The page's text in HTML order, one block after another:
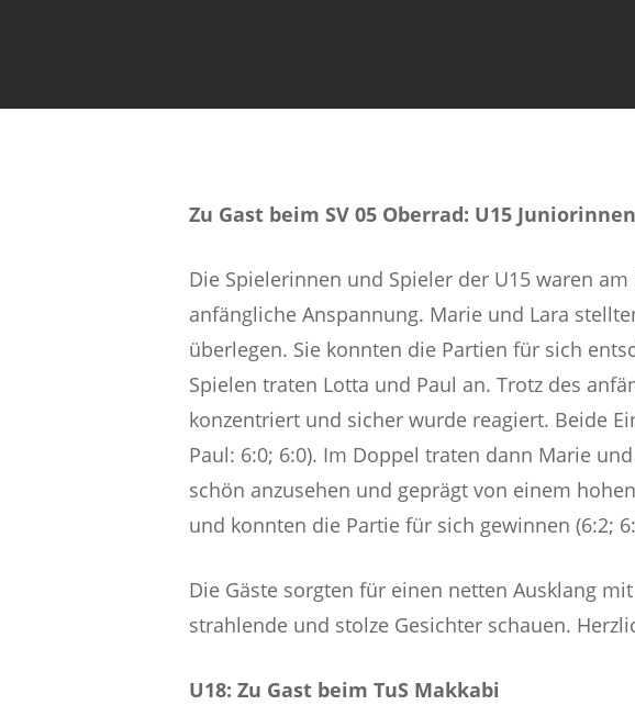
Zu Gast beim SV 05 Oberrad: U15
Die Spielerinnen und Spieler der U15 waren
anfängliche Anspannung. Marie und Lara
überlegen. Sie konnten die Partien für sich
Spielen traten Lotta und Paul an. Trotz des
konzentriert und sicher wurde reagiert. Beide
Paul: 6:0; 6:0). Im Doppel traten dann Marie
schön anzusehen und geprägt von einem
und konnten die Partie für sich gewinnen (6:2;
Die Gäste sorgten für einen netten Ausklang
strahlende und stolze Gesichter schauen.
U18: Zu Gast beim TuS Makkabi